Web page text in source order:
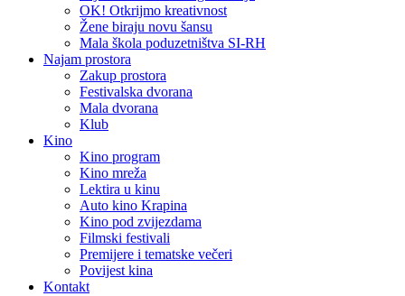
OK! Otkrijmo kreativnost
Žene biraju novu šansu
Mala škola poduzetništva SI-RH
Najam prostora
Zakup prostora
Festivalska dvorana
Mala dvorana
Klub
Kino
Kino program
Kino mreža
Lektira u kinu
Auto kino Krapina
Kino pod zvijezdama
Filmski festivali
Premijere i tematske večeri
Povijest kina
Kontakt